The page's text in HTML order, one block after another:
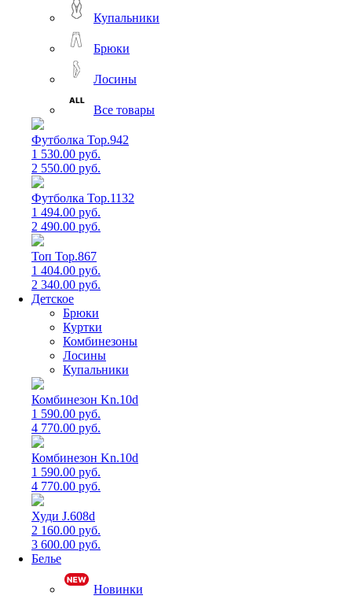
Купальники
Брюки
Лосины
Все товары
Футболка Top.942
1 530.00 руб.
2 550.00 руб.
Футболка Top.1132
1 494.00 руб.
2 490.00 руб.
Топ Top.867
1 404.00 руб.
2 340.00 руб.
Детское
Брюки
Куртки
Комбинезоны
Лосины
Купальники
Комбинезон Kn.10d
1 590.00 руб.
4 770.00 руб.
Комбинезон Kn.10d
1 590.00 руб.
4 770.00 руб.
Худи J.608d
2 160.00 руб.
3 600.00 руб.
Белье
Новинки